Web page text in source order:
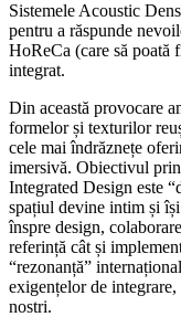
Sistemele Acoustic
pentru a răspunde
HoReCa (care să poată
integrat.
Din această provocare
formelor și texturilor
cele mai îndrăznețe
imersivă. Obiectivul
Integrated Design este
spațiul devine intim și
înspre design,
referință cât și
“rezonanță”
exigențelor de
nostri.